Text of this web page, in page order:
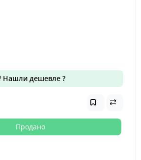
Нашли дешевле ?
Продано